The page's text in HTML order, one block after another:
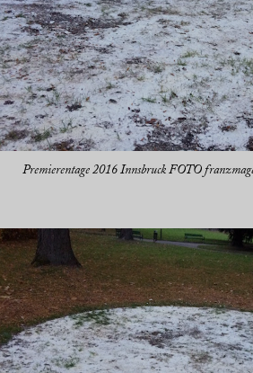
Premierentage 2016 Innsbruck FOTO